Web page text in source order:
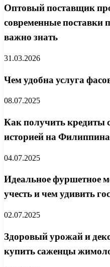
Оптовый поставщик
современные поставки
важно знать
31.03.2026
Чем удобна услуга
08.07.2025
Как получить кредиты
историей на
04.07.2025
Идеальное фуршетное
учесть и чем удивить
02.07.2025
Здоровый урожай и
купить саженцы